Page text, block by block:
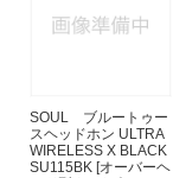
SOUL ブルートゥー
スヘッドホン ULTRA
WIRELESS X BLACK
SU115BK [オーバーヘ